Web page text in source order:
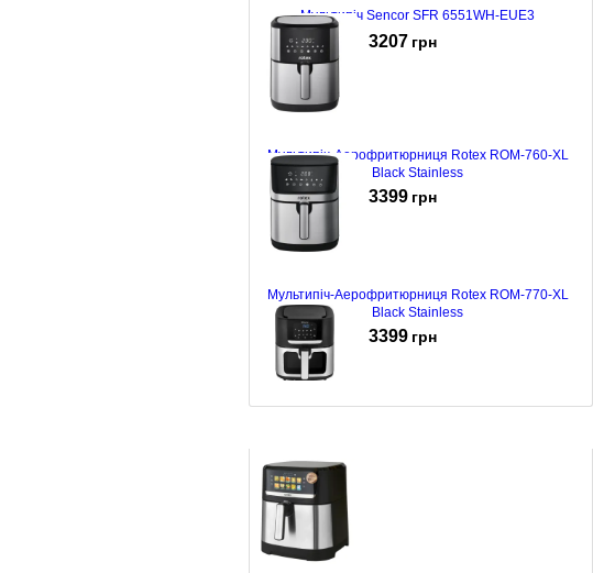
Мультипіч Sencor SFR 6551WH-EUE3
3207 грн
Мультипіч-Аерофритюрниця Rotex ROM-760-XL
Black Stainless
3399 грн
Мультипіч-Аерофритюрниця Rotex ROM-770-XL
Black Stainless
3399 грн